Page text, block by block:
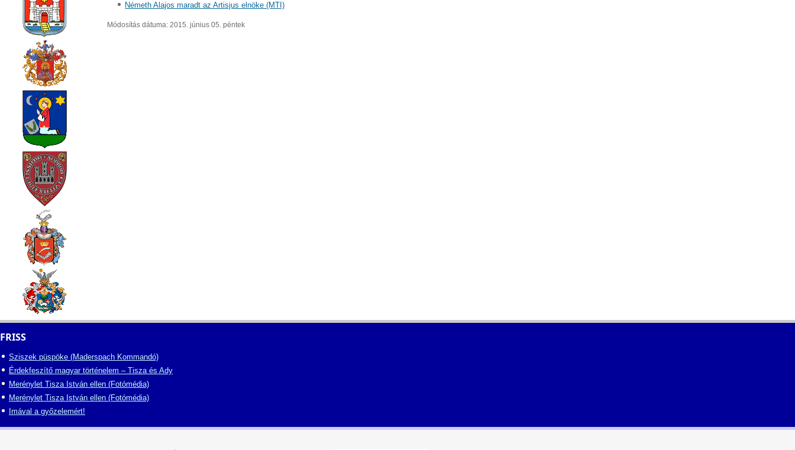
Németh Alajos maradt az Artisjus elnöke (MTI)
Módosítás dátuma: 2015. június 05. péntek
FRISS
Sziszek püspöke (Maderspach Kommandó)
Érdekfeszítő magyar történelem – Tisza és Ady
Merénylet Tisza István ellen (Fotómédia)
Merénylet Tisza István ellen (Fotómédia)
Imával a győzelemért!